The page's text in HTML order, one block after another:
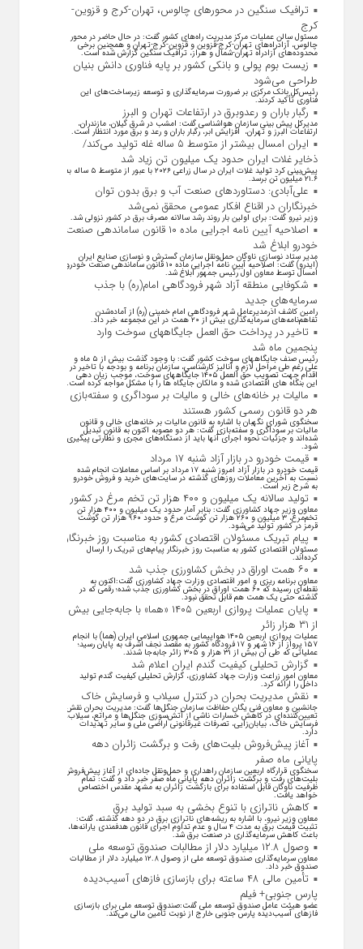
ترافیک سنگین در محورهای چالوس، تهران-کرج و قزوین-
کرج
مسئول سالن عملیات مرکز مدیریت راه‌های کشور گفت: در حال حاضر در محور
چالوس، آزادراه‌های تهران-کرج-قزوین و قزوین-کرج-تهران و همچنین برخی
محدوده‌های آزادراه تهران-شمال و هراز، ترافیک سنگین گزارش شده است.
زیست بوم پولی و بانکی کشور بر پایه فناوری دانش بنیان
طراحی می‌شود
رئیس‌کل بانک مرکزی بر ضرورت سرمایه‌گذاری و توسعه زیرساخت‌های این
فناوری تأکید کردند.
رگبار باران و رعدوبرق در ارتفاعات تهران و البرز
مدیرکل پیش بینی سازمان هواشناسی گفت: امشب در شرق گیلان، مازندران،
ارتفاعات البرز و تهران، افزایش ابر، رگبار باران و رعد و برق مورد انتظار است.
ایران امسال بیشتر از متوسط ۵ ساله غله تولید می‌کند/
ذخایر غلات ایران حدود یک میلیون تن زیاد شد
پیش‌بینی کرد تولید غلات ایران در سال زراعی ۲۰۲۶ با عبور از متوسط ۵ ساله به
۲۱.۶ میلیون تن برسد.
علی‌آبادی: دستاورد‌های صنعت آب و برق بدون توان
خبرنگاران در اقناع افکار عمومی محقق نمی‌شد
وزیر نیرو گفت: برای اولین بار روند رشد سالانه مصرف برق در کشور نزولی شد.
اصلاحیه آیین نامه اجرایی ماده ۱۰ قانون ساماندهی صنعت
خودرو ابلاغ شد
مدیر ستاد نوسازی ناوگان حمل‌ونقل سازمان گسترش و نوسازی صنایع ایران
(ایدرو) گفت: اصلاحیه آیین نامه اجرایی ماده ۱۰ قانون ساماندهی صنعت خودرو
امسال توسط معاون اول رئیس جمهور ابلاغ شد.
شکوفایی منطقه آزاد شهر فرودگاهی امام(ره) با جذب
سرمایه‌های جدید
رامین کاشف اذرمدیرعامل شهر فرودگاهی امام خمینی (ره) از آماده‌شدن
تفاهم‌نامه‌های سرمایه‌گذاری بیش از ۲۰ همت در این مجموعه خبر داد.
تاخیر در پرداخت حق العمل جایگاههای سوخت وارد
پنجمین ماه شد
رئیس صنف جایگاههای سوخت کشور گفت: با وجود گذشت بیش از ۵ ماه و
علی رغم طی مراحل لازم و آنالیز کارشناسی، سازمان برنامه و بودجه با تاخیر در
اقدام جهت تصویب حق العمل ۱۴۰۵ جایگاههای سوخت، موجب زیان دهی
این بنگاه های اقتصادی شده و مالکان جایگاه ها را با مشکل مواجه کرده است.
مالیات بر خانه‌های خالی و مالیات بر سوداگری و سفته‌بازی
هر دو قانون رسمی کشور هستند
سخنگوی شورای نگهبان با اشاره به قانون مالیات بر خانه‌های خالی و قانون
مالیات بر سوداگری و سفته‌بازی گفت: هر دو مصوبه اکنون به قانون تبدیل
شده‌اند و جزئیات نحوه اجرای آنها باید از دستگاه‌های مجری و نظارتی پیگیری
شود.
قیمت خودرو در بازار آزاد شنبه ۱۷ مرداد
قیمت خودرو در بازار آزاد امروز شنبه ۱۷ مرداد بر اساس معاملات انجام شده
نسبت به آخرین معاملات روز‌های گذشته در سایت‌های خرید و فروش خودرو
به شرح زیر است.
تولید سالانه یک میلیون و ۴۰۰ هزار تن تخم مرغ در کشور
معاون وزیر جهاد کشاورزی گفت: بنابر آمار حدود یک میلیون و ۴۰۰ هزار تن
تخم‌مرغ، ۳ میلیون و ۲۶۰ هزار تن گوشت مرغ و حدود ۹۶۰ هزار تن گوشت
قرمز در کشور تولید می‌شود.
پیام تبریک مسئولان اقتصادی کشور به مناسبت روز خبرنگار
مسئولان اقتصادی کشور به مناسبت روز خبرنگار پیام‌های تبریک را ارسال
کرده‌اند.
۶۰ همت اوراق در بخش کشاورزی جذب شد
معاون برنامه ریزی و امور اقتصادی وزارت جهاد کشاورزی گفت:اکنون به
نقطه‌ای رسیده که ۶۰ همت اوراق در بخش کشاورزی جذب شده؛ رقمی که در
گذشته حتی یک همت هم قابل تحقق نبود.
پایان عملیات پروازی اربعین ۱۴۰۵ «هما» با جابه‌جایی بیش
از ۳۱ هزار زائر
عملیات پروازی اربعین ۱۴۰۵ هواپیمایی جمهوری اسلامی ایران (هما) با انجام
۱۵۷ پرواز از ۱۶ شهر و ۱۷ فرودگاه کشور به مقصد نجف اشرف به پایان رسید؛
عملیاتی که طی آن بیش از ۳۱ هزار و ۳۰۵ زائر جابه‌جا شدند.
گزارش تحلیلی کیفیت گندم ایران اعلام شد
معاون امور زراعت وزارت جهاد کشاورزی، گزارش تحلیلی کیفیت گندم تولید
داخل را ارائه کرد.
نقش مدیریت بحران در کنترل سیلاب و فرسایش خاک
جانشین و معاون فنی یگان حفاظت سازمان جنگل‌ها گفت: مدیریت بحران نقش
تعیین‌کننده‌ای در کاهش خسارات ناشی از آتش‌سوزی جنگل‌ها و مراتع، سیلاب،
فرسایش خاک، بیابان‌زایی، تصرفات غیرقانونی اراضی ملی و سایر تهدیدات
دارد.
آغاز پیش‌فروش بلیت‌های رفت و برگشت زائران دهه
پایانی ماه صفر
سخنگوی قرارگاه اربعین سازمان راهداری و حمل‌ونقل جاده‌ای از آغاز پیش‌فروش
بلیت‌های رفت و برگشت زائران دهه پایانی ماه صفر خبر داد و گفت: تمام
ظرفیت ناوگان قابل استفاده برای بازگشت زائران به مشهد مقدس اختصاص
خواهد یافت.
کاهش ناترازی با تنوع بخشی به سبد تولید برق
معاون وزیر نیرو، با اشاره به ریشه‌های ناترازی برق در دو دهه گذشته، گفت:
تثبیت قیمت برق به مدت ۴ سال و عدم تداوم اجرای قانون هدفمندی یارانه‌ها،
باعث کاهش سرمایه‌گذاری در صنعت برق شد.
وصول ۱۲.۸ میلیارد دلار از مطالبات صندوق توسعه ملی
معاون سرمایه‌گذاری صندوق توسعه ملی از وصول ۱۲.۸ میلیارد دلار از مطالبات
صندوق خبر داد.
تأمین مالی ۴۸ ساعته برای بازسازی فاز‌های آسیب‌دیده
پارس جنوبی+ فیلم
عضو هیئت عامل صندوق توسعه ملی گفت:صندوق توسعه ملی برای بازسازی
فاز‌های آسیب‌دیده پارس جنوبی خارج از نوبت تأمین مالی می‌کند.